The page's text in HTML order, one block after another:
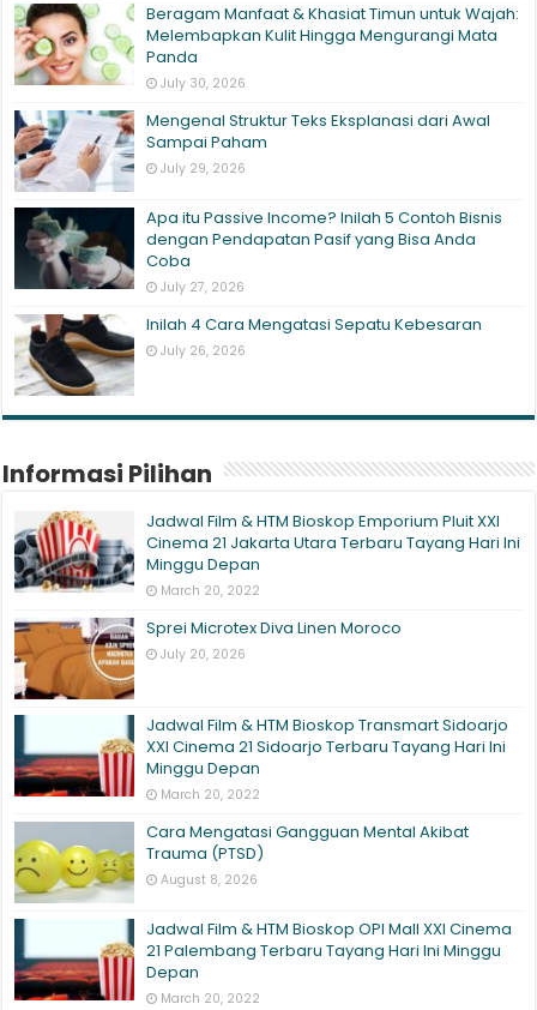
Beragam Manfaat & Khasiat Timun untuk Wajah:
Melembapkan Kulit Hingga Mengurangi Mata
Panda
July 30, 2026
Mengenal Struktur Teks Eksplanasi dari Awal
Sampai Paham
July 29, 2026
Apa itu Passive Income? Inilah 5 Contoh Bisnis
dengan Pendapatan Pasif yang Bisa Anda
Coba
July 27, 2026
Inilah 4 Cara Mengatasi Sepatu Kebesaran
July 26, 2026
Informasi Pilihan
Jadwal Film & HTM Bioskop Emporium Pluit XXI
Cinema 21 Jakarta Utara Terbaru Tayang Hari Ini
Minggu Depan
March 20, 2022
Sprei Microtex Diva Linen Moroco
July 20, 2026
Jadwal Film & HTM Bioskop Transmart Sidoarjo
XXI Cinema 21 Sidoarjo Terbaru Tayang Hari Ini
Minggu Depan
March 20, 2022
Cara Mengatasi Gangguan Mental Akibat
Trauma (PTSD)
August 8, 2026
Jadwal Film & HTM Bioskop OPI Mall XXI Cinema
21 Palembang Terbaru Tayang Hari Ini Minggu
Depan
March 20, 2022